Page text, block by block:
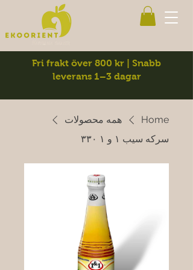
Fri frakt över 800 kr | Snabb
leverans 1–3 dagar
Home
همه محصولات
سرکه سیب ۱ و ۱ ۳۳۰